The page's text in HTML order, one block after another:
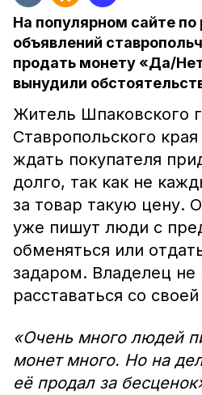
На популярном сайте
объявлений
продать монету «Да/
вынудили
Житель Шпаковского
Ставропольского
ждать покупателя
долго, так как не
за товар такую цену.
уже пишут люди с
обменяться или
задаром. Владелец не
расставаться со
«Очень много людей
монет много. Но на
её продал за